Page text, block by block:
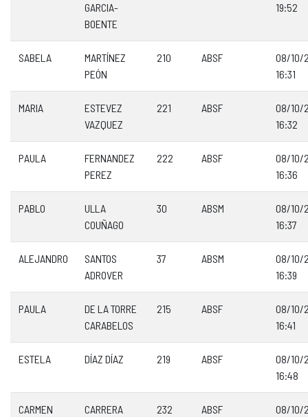
GARCIA-
BOENTE
19:52
SABELA
MARTÍNEZ
PEÓN
210 ABSF
08/10/
16:31
MARIA
ESTEVEZ
VAZQUEZ
221 ABSF
08/10/
16:32
PAULA
FERNANDEZ
PEREZ
222 ABSF
08/10/
16:36
PABLO
ULLA
COUÑAGO
30 ABSM
08/10/
16:37
ALEJANDRO
SANTOS
ADROVER
37 ABSM
08/10/
16:39
PAULA
DE LA TORRE
CARABELOS
215 ABSF
08/10/
16:41
ESTELA DÍAZ DÍAZ 219 ABSF
08/10/
16:48
CARMEN CARRERA 232 ABSF 08/10/